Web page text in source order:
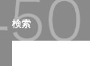
検索